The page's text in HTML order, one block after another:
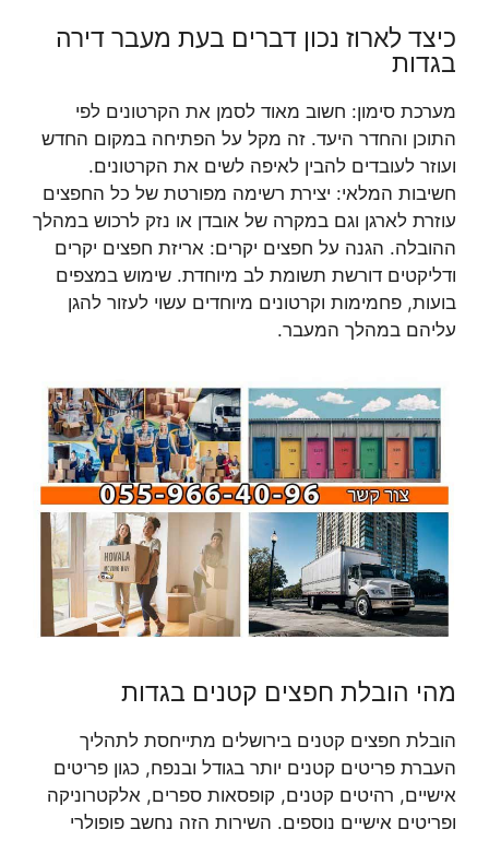
כיצד לארוז נכון דברים בעת מעבר דירה
בגדות
מערכת סימון: חשוב מאוד לסמן את הקרטונים לפי
התוכן והחדר היעד. זה מקל על הפתיחה במקום החדש
ועוזר לעובדים להבין לאיפה לשים את הקרטונים.
חשיבות המלאי: יצירת רשימה מפורטת של כל החפצים
עוזרת לארגן וגם במקרה של אובדן או נזק לרכוש במהלך
ההובלה. הגנה על חפצים יקרים: אריזת חפצים יקרים
ודליקטים דורשת תשומת לב מיוחדת. שימוש במצפים
בועות, פחמימות וקרטונים מיוחדים עשוי לעזור להגן
עליהם במהלך המעבר.
מהי הובלת חפצים קטנים בגדות
הובלת חפצים קטנים בירושלים מתייחסת לתהליך
העברת פריטים קטנים יותר בגודל ובנפח, כגון פריטים
אישיים, רהיטים קטנים, קופסאות ספרים, אלקטרוניקה
ופריטים אישיים נוספים. השירות הזה נחשב פופולרי